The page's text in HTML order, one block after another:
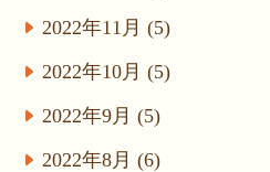
2022年11月 (5)
2022年10月 (5)
2022年9月 (5)
2022年8月 (6)